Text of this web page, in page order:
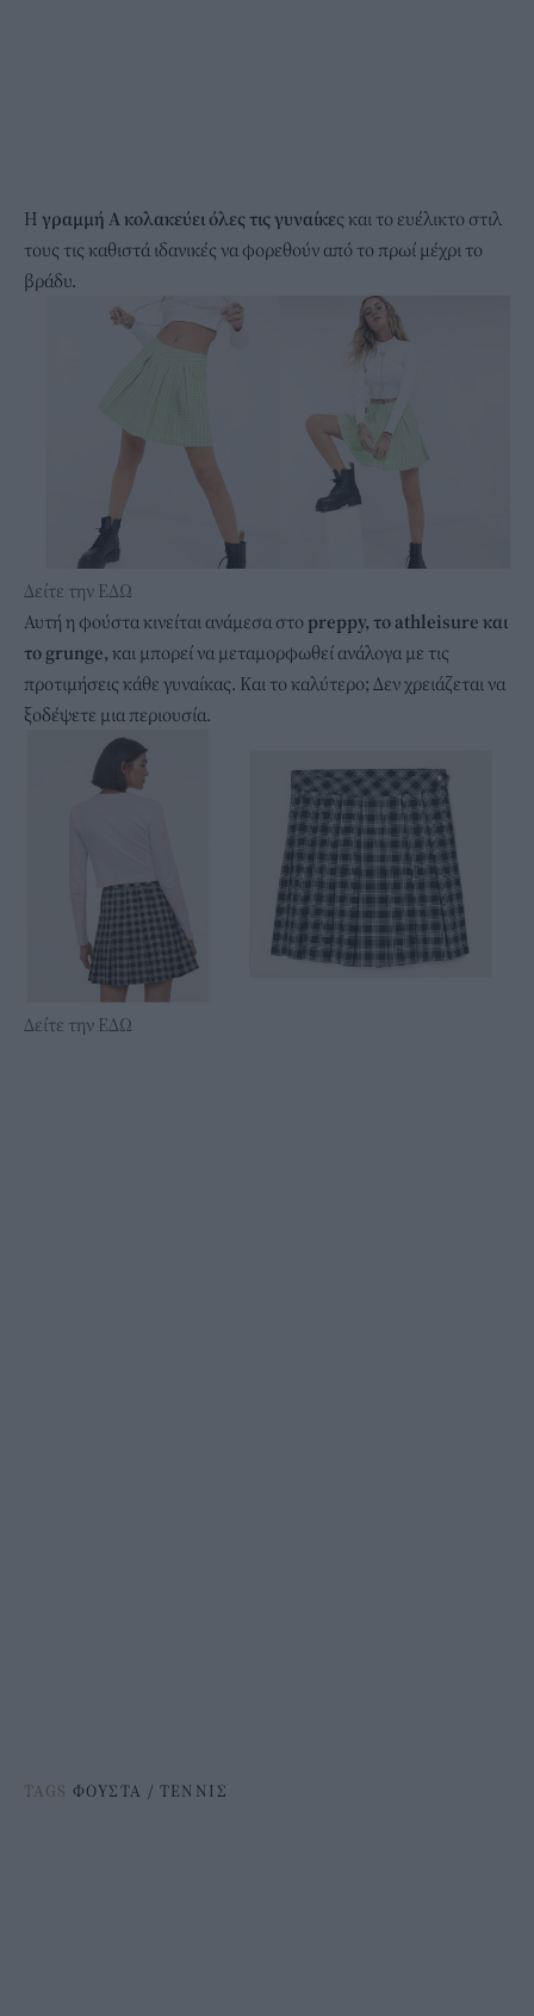
Η γραμμή Α κολακεύει όλες τις γυναίκες και το ευέλικτο στιλ
τους τις καθιστά ιδανικές να φορεθούν από το πρωί μέχρι το
βράδυ.
Δείτε την ΕΔΩ
Αυτή η φούστα κινείται ανάμεσα στο preppy, το athleisure και
το grunge, και μπορεί να μεταμορφωθεί ανάλογα με τις
προτιμήσεις κάθε γυναίκας. Και το καλύτερο; Δεν χρειάζεται να
ξοδέψετε μια περιουσία.
Δείτε την ΕΔΩ
TAGS ΦΟΥΣΤΑ / ΤΕΝΝΙΣ